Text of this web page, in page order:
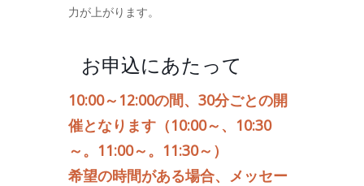
力が上がります。
お申込にあたって
10:00～12:00の間、30分ごとの開
催となります（10:00～、10:30
～。11:00～。11:30～）
希望の時間がある場合、メッセー